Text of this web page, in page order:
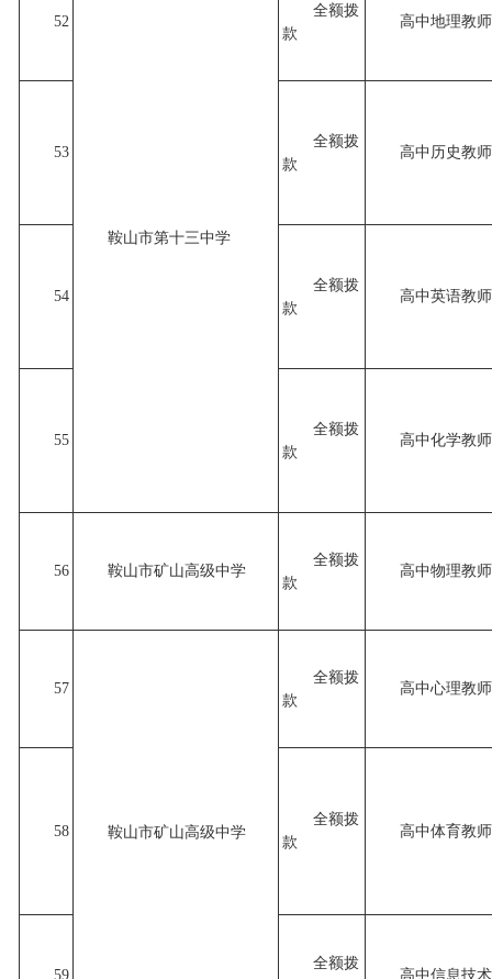
52
鞍山市第十三中学
全额拨
款
高中地理教师
53
全额拨
款
高中历史教师
54
全额拨
款
高中英语教师
55
全额拨
款
高中化学教师
56 鞍山市矿山高级中学
全额拨
款
高中物理教师
57
鞍山市矿山高级中学
全额拨
款
高中心理教师
58
全额拨
款
高中体育教师
59
全额拨
高中信息技